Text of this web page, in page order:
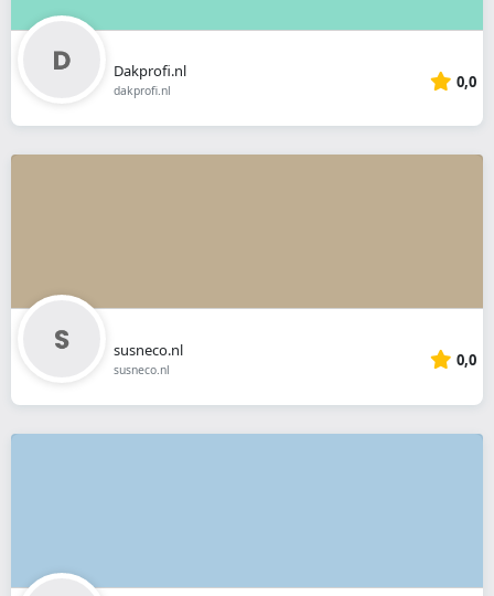
Dakprofi.nl
dakprofi.nl 0,0
susneco.nl
susneco.nl 0,0